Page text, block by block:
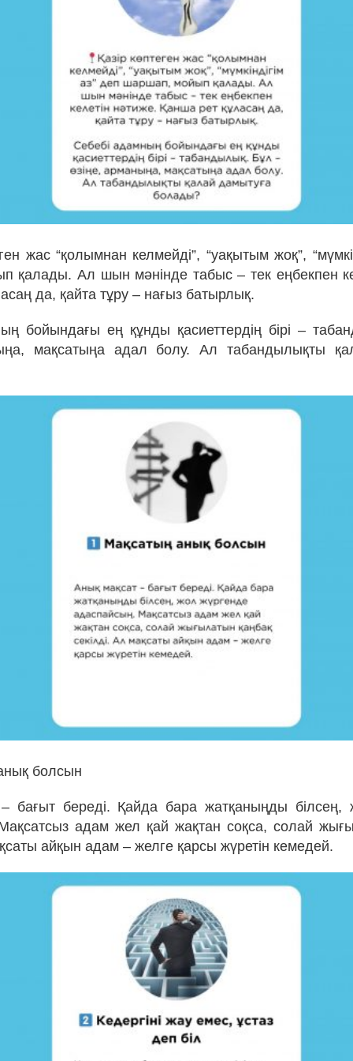
жас “қолымнан келмейді”, “уақытым жоқ”,
қалады. Ал шын мәнінде табыс – тек еңбекпен
да, қайта тұру – нағыз батырлық.
бойындағы ең құнды қасиеттердің бірі –
мақсатыңа адал болу. Ал табандылықты
болсын
бағыт береді. Қайда бара жатқаныңды білсең,
адам жел қай жақтан соқса, солай
айқын адам – желге қарсы жүретін кемедей.